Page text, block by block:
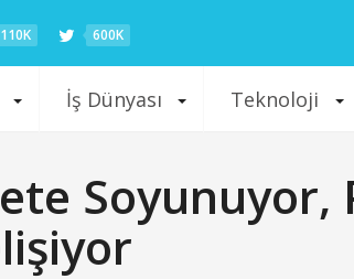
110K 600K
İş Dünyası Teknoloji
Soyunuyor,